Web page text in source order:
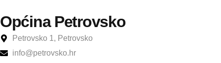
Općina Petrovsko
Petrovsko 1, Petrovsko
info@petrovsko.hr